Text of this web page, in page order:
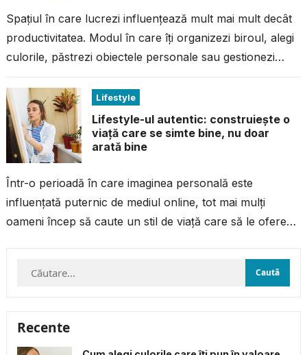
Spațiul în care lucrezi influențează mult mai mult decât
productivitatea. Modul în care îți organizezi biroul, alegi
culorile, păstrezi obiectele personale sau gestionezi
Lifestyle
Lifestyle-ul autentic: construiește o
viață care se simte bine, nu doar
arată bine
Într-o perioadă în care imaginea personală este
influențată puternic de mediul online, tot mai mulți
oameni încep să caute un stil de viață care să le ofere
Caută
Recente